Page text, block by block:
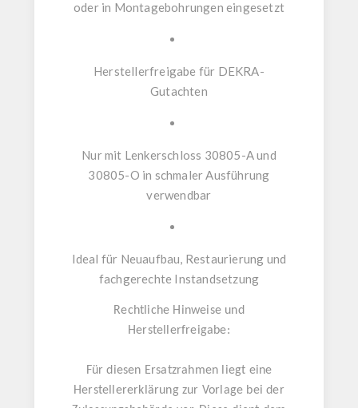
oder in Montagebohrungen eingesetzt
Herstellerfreigabe für DEKRA-
Gutachten
Nur mit Lenkerschloss 30805-A und
30805-O in schmaler Ausführung
verwendbar
Ideal für Neuaufbau, Restaurierung und
fachgerechte Instandsetzung
Rechtliche Hinweise und
Herstellerfreigabe:
Für diesen Ersatzrahmen liegt eine
Herstellererklärung zur Vorlage bei der